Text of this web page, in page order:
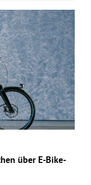
über E-Bike-